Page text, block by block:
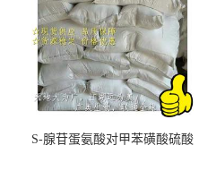
S-腺苷蛋氨酸对甲苯磺酸硫酸